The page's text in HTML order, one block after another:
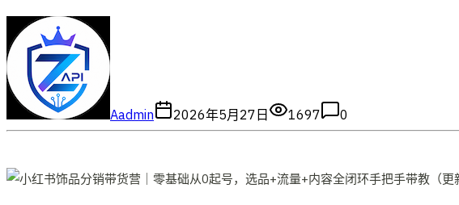
Aadmin 2026年5月27日 1697 0